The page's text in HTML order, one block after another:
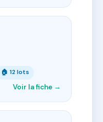
🏠 12 lots
Voir la fiche →